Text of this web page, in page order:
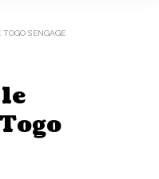
S’ENGAGE